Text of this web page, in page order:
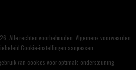
Alle rechten voorbehouden. Algemene voorwaarden
Cookie-instellingen aanpassen
van cookies voor optimale ondersteuning